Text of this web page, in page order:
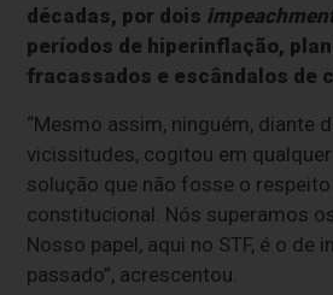
décadas, por dois
períodos de hiperinflação,
fracassados e escândalos de
“Mesmo assim, ninguém, diante
vicissitudes, cogitou em
solução que não fosse o
constitucional. Nós superamos
Nosso papel, aqui no STF, é o de
passado”, acrescentou.